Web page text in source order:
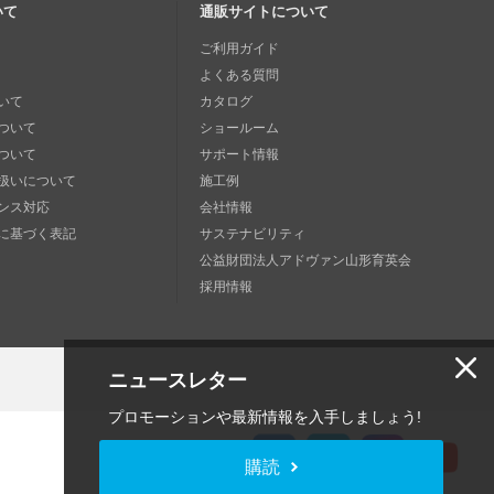
ニュースレター
プロモーションや最新情報を入手しましょう!
購読
て
いて
いて
いについて
ス対応
基づく表記
通販サイトについて
ご利用ガイド
よくある質問
カタログ
ショールーム
サポート情報
施工例
会社情報
サステナビリティ
公益財団法人アドヴァン山形育英会
採用情報